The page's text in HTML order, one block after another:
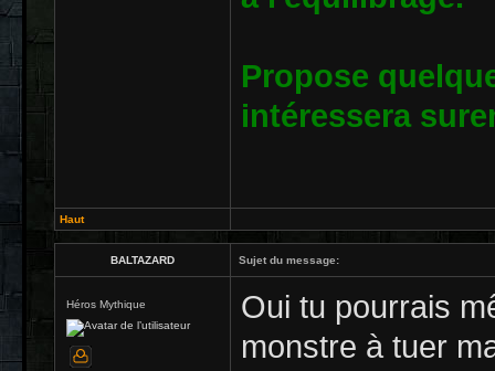
Propose
intéressera
Haut
BALTAZARD Sujet du message:
Héros Mythique
Oui tu pourrais
monstre à tuer